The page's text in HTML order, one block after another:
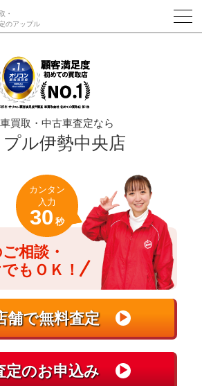
ォームの為のCVボタン*/
・
のアップル
買取・中古車査定なら
ル伊勢中央店
相談・
もＯＫ！
カンタン
入力
30 秒